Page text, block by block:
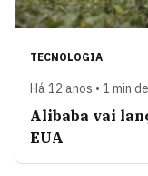
TECNOLOGIA
Há 12 anos • 1 min
Alibaba vai
EUA